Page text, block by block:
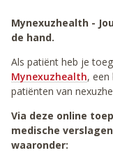
Mynexuzhealth -
de hand.
Als patiënt heb je
Mynexuzhealth, een
patiënten van
Via deze online
medische
waaronder: